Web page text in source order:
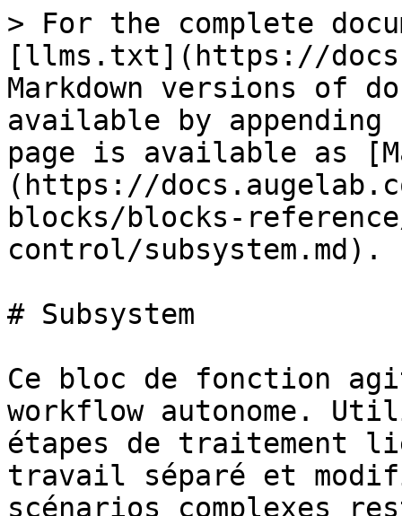
> For the complete
[llms.txt](https://
Markdown versions of
available by
page is available as
(https://
blocks/blocks-
control/subsystem.md).
# Subsystem
Ce bloc de fonction
workflow autonome.
étapes de traitement
travail séparé et
scénarios complexes